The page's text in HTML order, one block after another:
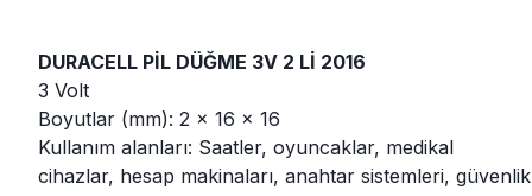
DURACELL PİL DÜĞME 3V 2 Lİ 2016
3 Volt
Boyutlar (mm): 2 x 16 x 16
Kullanım alanları: Saatler, oyuncaklar, medikal
cihazlar, hesap makinaları, anahtar sistemleri, güvenlik